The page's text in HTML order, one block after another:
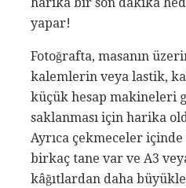
yapar!
Fotoğrafta, masanın
kalemlerin veya lastik,
küçük hesap makineleri
saklanması için harika
Ayrıca çekmeceler
birkaç tane var ve A3
kâğıtlardan daha